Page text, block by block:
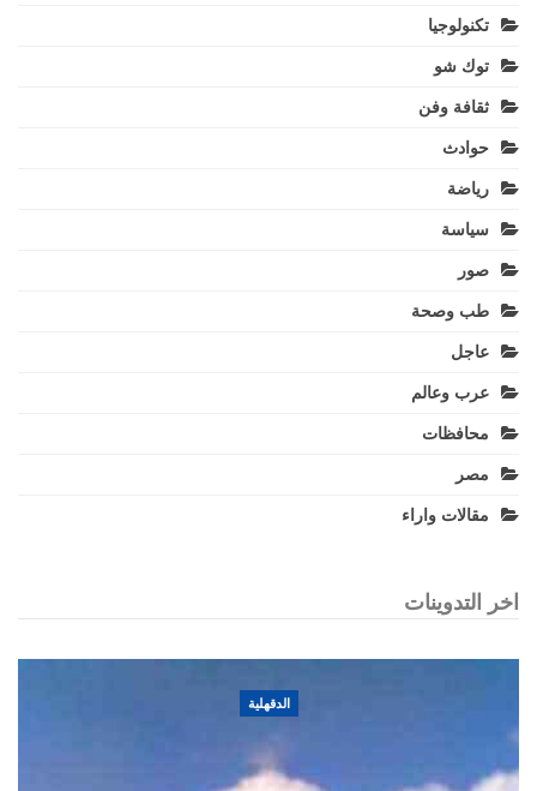
تكنولوجيا
توك شو
ثقافة وفن
حوادث
رياضة
سياسة
صور
طب وصحة
عاجل
عرب وعالم
محافظات
مصر
مقالات واراء
اخر التدوينات
الدقهلية